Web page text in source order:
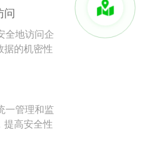
问
全地访问企
据的机密性
一管理和监
提高安全性